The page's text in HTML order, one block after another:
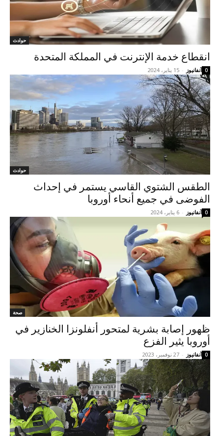
حوادث
انقطاع خدمة الإنترنت في المملكة المتحدة
آنفانيوز - 15 يناير، 2024 0
حوادث
الطقس الشتوي القاسي يستمر في إحداث
الفوضى في جميع أنحاء أوروبا
آنفانيوز - 6 يناير، 2024 0
صحة
ظهور إصابة بشرية لمتحور أنفلونزا الخنازير في
أوروبا يثير الفزع
آنفانيوز - 27 نوفمبر، 2023 0